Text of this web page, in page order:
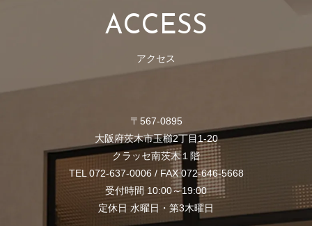
ACCESS
アクセス
〒567-0895
大阪府茨木市玉櫛2丁目1-20
クラッセ南茨木１階
TEL 072-637-0006 / FAX 072-646-5668
受付時間 10:00～19:00
定休日 水曜日・第3木曜日